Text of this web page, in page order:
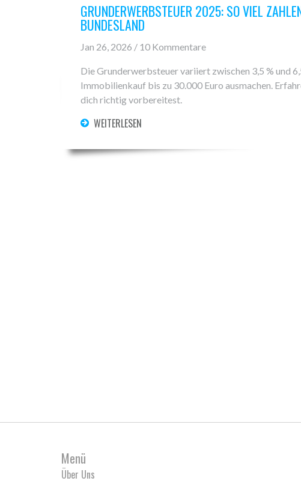
GRUNDERWERBSTEUER 2025: SO VIEL
BUNDESLAND
Jan 26, 2026 / 10 Kommentare
Die Grunderwerbsteuer variiert zwischen 3,5 % und
Immobilienkauf bis zu 30.000 Euro ausmachen.
dich richtig vorbereitest.
WEITERLESEN
Menü
Über Uns